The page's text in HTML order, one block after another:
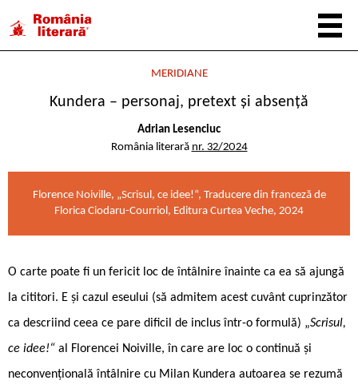
MERIDIANE
Kundera – personaj, pretext și absență
Adrian Lesenciuc
România literară nr. 32/2024
Florence Noiville, „Scrisul, ce idee!“, Traducere din franceză de
Florica Ciodaru-Courriol, Editura Curtea Veche, 2024
O carte poate fi un fericit loc de întâlnire înainte ca ea să ajungă
la cititori. E și cazul eseului (să admitem acest cuvânt cuprinzător
ca descriind ceea ce pare dificil de inclus într-o formulă) „Scrisul,
ce idee!“ al Florencei Noiville, în care are loc o continuă și
neconvențională întâlnire cu Milan Kundera autoarea se rezumă